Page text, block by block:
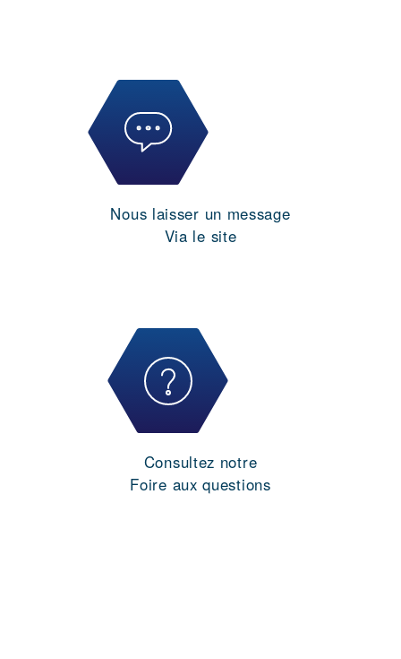
Nous laisser un message
Via le site
Consultez notre
Foire aux questions